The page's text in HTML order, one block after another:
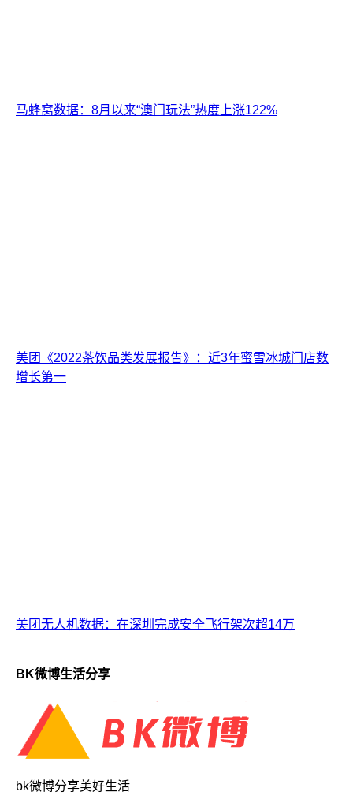
马蜂窝数据：8月以来“澳门玩法”热度上涨122%
美团《2022茶饮品类发展报告》：近3年蜜雪冰城门店数
增长第一
美团无人机数据：在深圳完成安全飞行架次超14万
BK微博生活分享
bk微博分享美好生活